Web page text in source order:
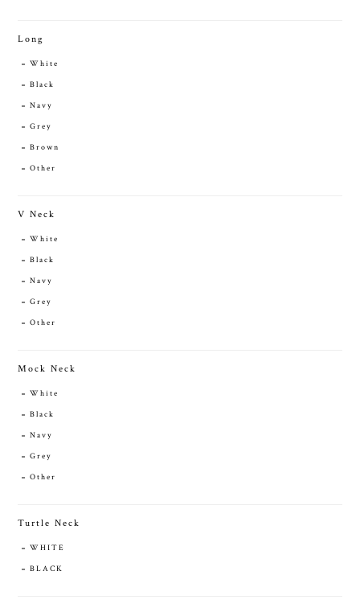
Long
White
Black
Navy
Grey
Brown
Other
V Neck
White
Black
Navy
Grey
Other
Mock Neck
White
Black
Navy
Grey
Other
Turtle Neck
WHITE
BLACK